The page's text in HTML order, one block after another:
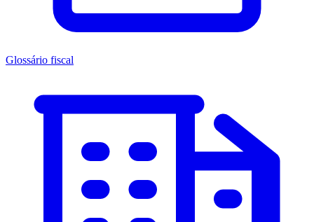
Glossário fiscal